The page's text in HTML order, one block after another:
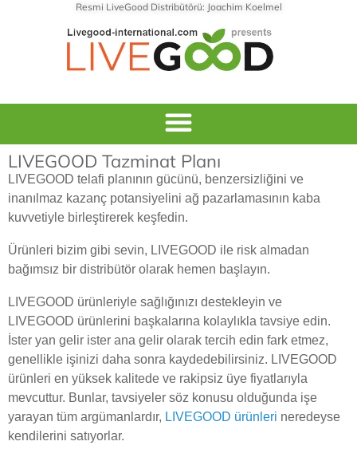
Resmi LiveGood Distribütörü: Joachim Koelmel
LIVEGOOD Tazminat Planı
LIVEGOOD telafi planının gücünü, benzersizliğini ve
inanılmaz kazanç potansiyelini ağ pazarlamasının kaba
kuvvetiyle birleştirerek keşfedin.
Ürünleri bizim gibi sevin, LIVEGOOD ile risk almadan
bağımsız bir distribütör olarak hemen başlayın.
LIVEGOOD ürünleriyle sağlığınızı destekleyin ve
LIVEGOOD ürünlerini başkalarına kolaylıkla tavsiye edin.
İster yan gelir ister ana gelir olarak tercih edin fark etmez,
genellikle işinizi daha sonra kaydedebilirsiniz. LIVEGOOD
ürünleri en yüksek kalitede ve rakipsiz üye fiyatlarıyla
mevcuttur. Bunlar, tavsiyeler söz konusu olduğunda işe
yarayan tüm argümanlardır, LIVEGOOD ürünleri neredeyse
kendilerini satıyorlar.